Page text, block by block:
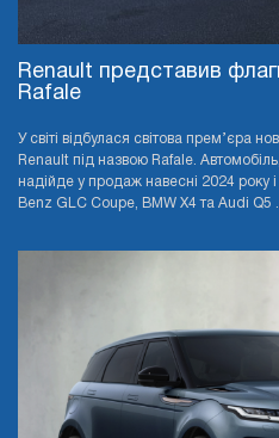
Renault представив
Rafale
У світі відбулася світова прем’єра
Renault під назвою Rafale. Автомобіль,
надійде у продаж навесні 2024 року
Benz GLC Coupe, BMW X4 та Audi Q5